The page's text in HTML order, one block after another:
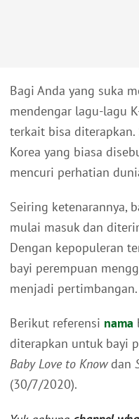
Bagi Anda yang suka
mendengar lagu-lagu
terkait bisa
Korea yang biasa
mencuri perhatian
Seiring ketenarannya,
mulai masuk dan
Dengan kepopuleran
bayi perempuan
menjadi pertimbangan.
Berikut referensi nama
diterapkan untuk bayi
Baby Love to Knowdan
(30/7/2020).